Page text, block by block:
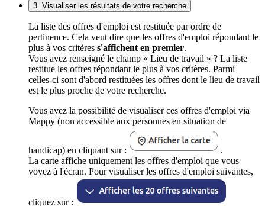
3. Visualiser les résultats de votre recherche
La liste des offres d'emploi est restituée par ordre de
pertinence. Cela veut dire que les offres d'emploi répondant le
plus à vos critères s'affichent en premier.
Vous avez renseigné le champ « Lieu de travail » ? La liste
restitue les offres répondant le plus à vos critères. Parmi
celles-ci sont d'abord restituées les offres dont le lieu de travail
est le plus proche de votre recherche.
Vous avez la possibilité de visualiser ces offres d'emploi via
Mappy (non accessible aux personnes en situation de
handicap) en cliquant sur :
.
La carte affiche uniquement les offres d'emploi que vous
voyez à l'écran. Pour visualiser les offres d'emploi suivantes,
cliquez sur :